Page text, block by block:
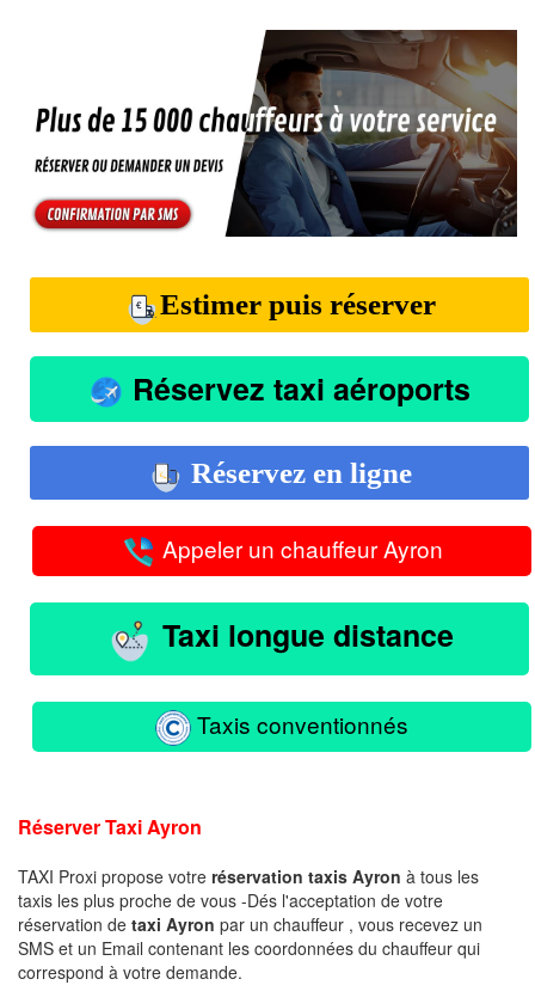
Estimer puis réserver
Réservez taxi aéroports
Réservez en ligne
Appeler un chauffeur Ayron
Taxi longue distance
Taxis conventionnés
Réserver Taxi Ayron
TAXI Proxi propose votre réservation taxis Ayron à tous les
taxis les plus proche de vous -Dés l'acceptation de votre
réservation de taxi Ayron par un chauffeur , vous recevez un
SMS et un Email contenant les coordonnées du chauffeur qui
correspond à votre demande.